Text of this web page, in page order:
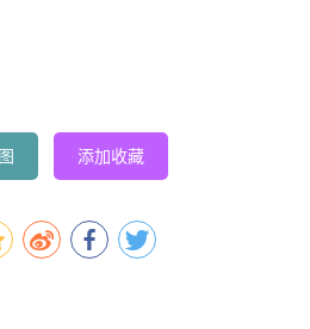
添加收藏